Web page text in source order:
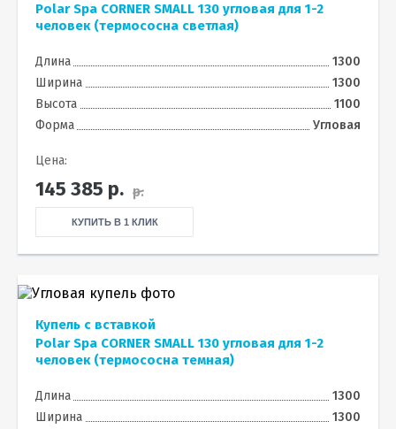
Polar Spa CORNER SMALL 130 угловая для 1-2
человек (термососна светлая)
Длина
1300
Ширина
1300
Высота
1100
Форма
Угловая
Цена:
145 385 р. р.
КУПИТЬ В 1 КЛИК
Купель с вставкой
Polar Spa CORNER SMALL 130 угловая для 1-2
человек (термососна темная)
Длина
1300
Ширина
1300